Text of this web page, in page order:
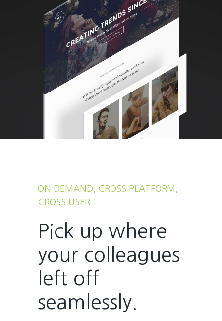
ON DEMAND, CROSS PLATFORM,
CROSS USER
Pick up where
your colleagues
left off
seamlessly.